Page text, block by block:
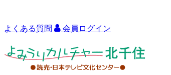
よくある質問 会員ログイン